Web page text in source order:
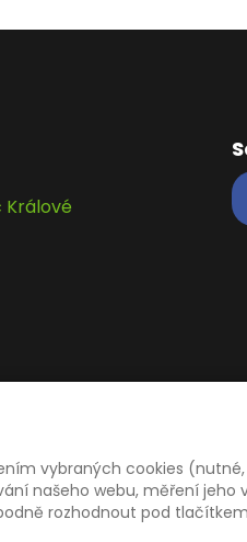
Králové
vybraných cookies
našeho webu, měření jeho
rozhodnout pod